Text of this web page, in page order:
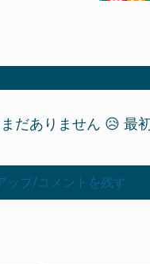
だありません 😥 最
ップ/コメントを残す